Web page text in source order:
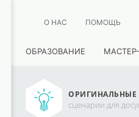
О НАС ПОМОЩЬ
ОБРАЗОВАНИЕ
ОРИГИНАЛЬНЫЕ
сценарии для